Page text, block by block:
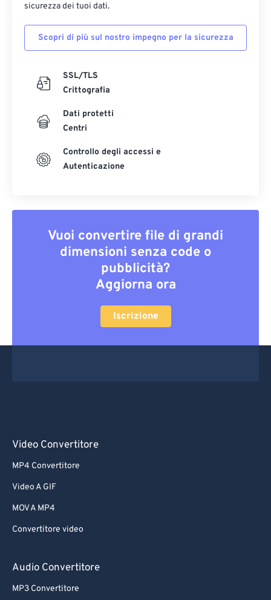
sicurezza dei tuoi dati.
Scopri di più sul nostro impegno per la sicurezza
SSL/TLS
Crittografia
Dati protetti
Centri
Controllo degli accessi e
Autenticazione
Vuoi convertire file di grandi
dimensioni senza code o
pubblicità?
Aggiorna ora
Iscrizione
Video Convertitore
MP4 Convertitore
Video A GIF
MOV A MP4
Convertitore video
Audio Convertitore
MP3 Convertitore